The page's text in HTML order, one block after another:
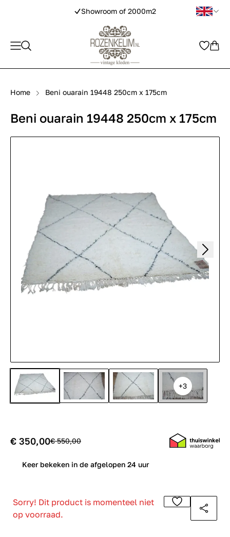
Showroom of 2000m2
Home Beni ouarain 19448 250cm x 175cm
+3
Beni ouarain 19448 250cm x 175cm
€ 350,00€ 550,00
Keer bekeken in de afgelopen 24 uur
Sorry! Dit product is momenteel niet
op voorraad.